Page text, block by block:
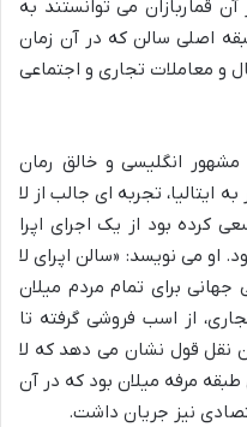
قماربازان می توانستند به
اصلی سالن که در آن زمان
و معاملات تجاری و اجتماعی
مشهور انگلیسی و خالق رمان
ایتالیا، تجربه ای جالب از لا
کرده بود از یک اجرای اپرا
او می نویسد: «سالن اپرای لا
جهانی برای تمام مردم میلان
از اسب فروشی گرفته تا
نقل قول نشان می دهد که لا
طبقه مرفه میلان بود که در آن
نیز جریان داشت.